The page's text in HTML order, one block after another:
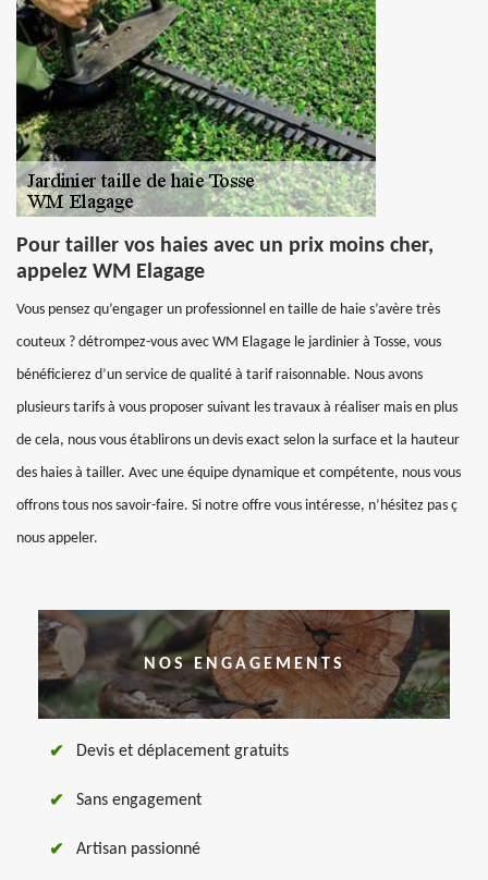
Pour tailler vos haies avec un prix moins cher,
appelez WM Elagage
Vous pensez qu’engager un professionnel en taille de haie s’avère très
couteux ? détrompez-vous avec WM Elagage le jardinier à Tosse, vous
bénéficierez d’un service de qualité à tarif raisonnable. Nous avons
plusieurs tarifs à vous proposer suivant les travaux à réaliser mais en plus
de cela, nous vous établirons un devis exact selon la surface et la hauteur
des haies à tailler. Avec une équipe dynamique et compétente, nous vous
offrons tous nos savoir-faire. Si notre offre vous intéresse, n’hésitez pas ç
nous appeler.
NOS ENGAGEMENTS
Devis et déplacement gratuits
Sans engagement
Artisan passionné